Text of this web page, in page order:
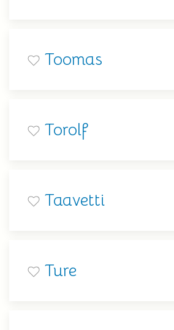
Toomas
Torolf
Taavetti
Ture